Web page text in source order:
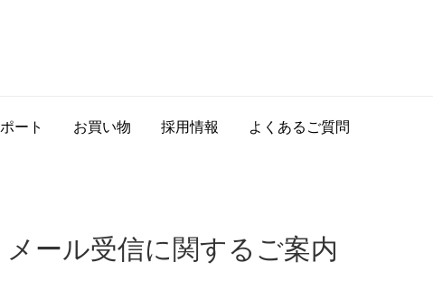
ート お買い物 採用情報 よくあるご質問
ール受信に関するご案内